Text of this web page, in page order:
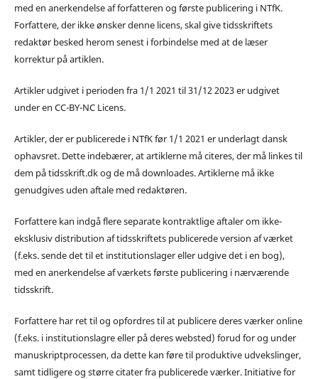
med en anerkendelse af forfatteren og første publicering i NTfK.
Forfattere, der ikke ønsker denne licens, skal give tidsskriftets
redaktør besked herom senest i forbindelse med at de læser
korrektur på artiklen.
Artikler udgivet i perioden fra 1/1 2021 til 31/12 2023 er udgivet
under en CC-BY-NC Licens.
Artikler, der er publicerede i NTfK før 1/1 2021 er underlagt dansk
ophavsret. Dette indebærer, at artiklerne må citeres, der må linkes til
dem på tidsskrift.dk og de må downloades. Artiklerne må ikke
genudgives uden aftale med redaktøren.
Forfattere kan indgå flere separate kontraktlige aftaler om ikke-
eksklusiv distribution af tidsskriftets publicerede version af værket
(f.eks. sende det til et institutionslager eller udgive det i en bog),
med en anerkendelse af værkets første publicering i nærværende
tidsskrift.
Forfattere har ret til og opfordres til at publicere deres værker online
(f.eks. i institutionslagre eller på deres websted) forud for og under
manuskriptprocessen, da dette kan føre til produktive udvekslinger,
samt tidligere og større citater fra publicerede værker. Initiative for